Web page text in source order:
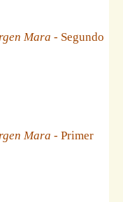
Mara - Segundo
Mara - Primer